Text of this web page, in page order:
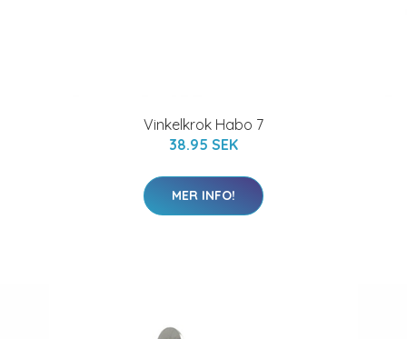
Vinkelkrok Habo 7
38.95 SEK
MER INFO!